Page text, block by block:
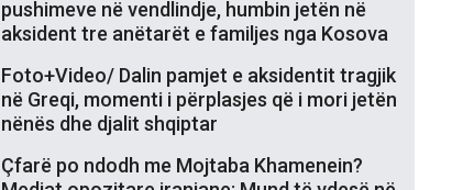
pushimeve në vendlindje, humbin jetën në
aksident tre anëtarët e familjes nga Kosova
Foto+Video/ Dalin pamjet e aksidentit tragjik
në Greqi, momenti i përplasjes që i mori jetën
nënës dhe djalit shqiptar
Çfarë po ndodh me Mojtaba Khamenein?